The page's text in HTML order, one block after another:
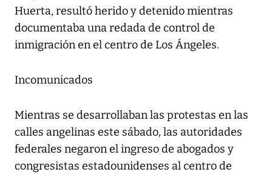
Huerta, resultó herido y detenido mientras
documentaba una redada de control de
inmigración en el centro de Los Ángeles.
Incomunicados
Mientras se desarrollaban las protestas en las
calles angelinas este sábado, las autoridades
federales negaron el ingreso de abogados y
congresistas estadounidenses al centro de